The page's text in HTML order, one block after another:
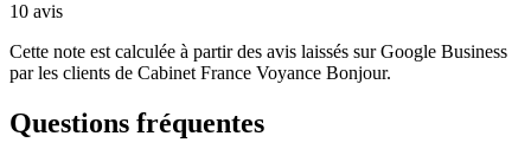
10 avis
Cette note est calculée à partir des avis laissés sur Google Business
par les clients de Cabinet France Voyance Bonjour.
Questions fréquentes